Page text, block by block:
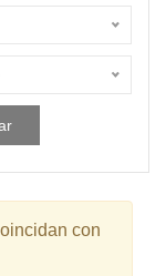
con